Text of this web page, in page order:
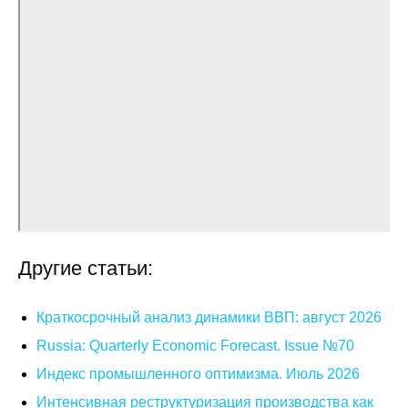
Диссертационный совет
О совете
Другие статьи:
Краткосрочный анализ динамики ВВП: август 2026
Russia: Quarterly Economic Forecast. Issue №70
Индекс промышленного оптимизма. Июль 2026
Интенсивная реструктуризация производства как